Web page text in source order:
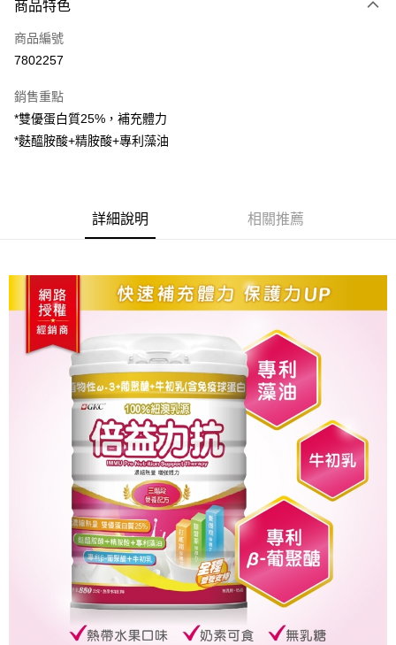
信用卡一次付款
超商取貨付款
Apple Pay
街口支付
AFTEE先享後付
便利好安心！
１．簡單：不需註冊會員、不需綁卡、不需儲值。
２．便利：只要手機號碼，簡訊認證，即可結帳。
３．安心：先確認商品／服務後，再付款。
【「AFTEE先享後付」結帳流程】
１．於結帳方式選擇「AFTEE先享後付」後，將跳轉至「AFTEE先享後付」
結帳頁面，進行簡訊認證並確認金額後，即可完成結帳。
２．訂單成立數日內，您將收到繳費通知簡訊。
３．收到繳費通知簡訊後14天內，點擊此簡訊中的連結，可透過四大超商／
ATM／網路銀行／等多元方式進行付款，方視為交易完成。
※ 請注意：結帳手續完成當下不需立刻繳費，但若您需要取消訂單，請聯絡
購買商品的店家。未經商家同意取消之訂單仍視為有效，需透過AFTEE先享
後付繳納相關費用。
※ 交易是否成功請以「AFTEE先享後付 」之結帳頁面顯示為準，若有關於
是否繳費成功／繳費後需取消欲退款等相關疑問，請聯繫「AFTEE先享後付
客戶支援中心」https://netprotections.freshdesk.com/support/home
１．透過由恩沛科技股份有限公司提供之「AFTEE先享後付」服務完成之交
易，需依本服務之必要範圍內提供個人資料，並將交易相關給付款項請求債
２．關於個人資料處理事宜，請瀏覽以下網址：
運送方式
全家取貨付款
每筆NT$70，滿NT$600(含以上)免運費
7-11取貨付款
每筆NT$70，滿NT$600(含以上)免運費
每筆NT$80，滿NT$600(含以上)免運費
付款後門市自取
商品特色
商品編號
7802257
銷售重點
*雙優蛋白質25%，補充體力
*麩醯胺酸+精胺酸+專利藻油
詳細說明 相關推薦